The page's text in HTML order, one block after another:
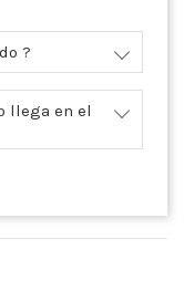
?
llega en el